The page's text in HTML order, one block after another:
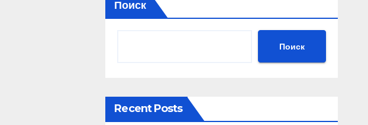
Поиск
Поиск
Recent Posts